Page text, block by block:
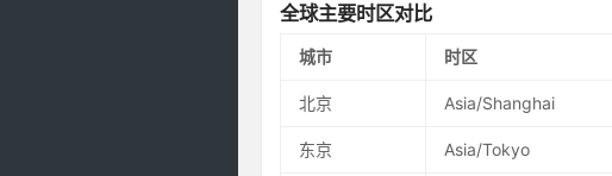
全球主要时区对比
城市 时区
北京 Asia/Shanghai
东京 Asia/Tokyo